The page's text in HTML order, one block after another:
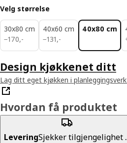
Velg størrelse
30x80 cm
−170,-
170,-
40x60 cm
−131,-
131,-
40x80 cm
Design kjøkkenet ditt
Lag ditt eget kjøkken i
Hvordan få produktet
LeveringSjekker tilgjengelighet